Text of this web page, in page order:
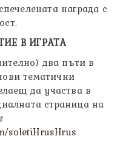
награда с
В ИГРАТА
два пъти в
тематични
да участва в
страница на
soletiHrusHrus